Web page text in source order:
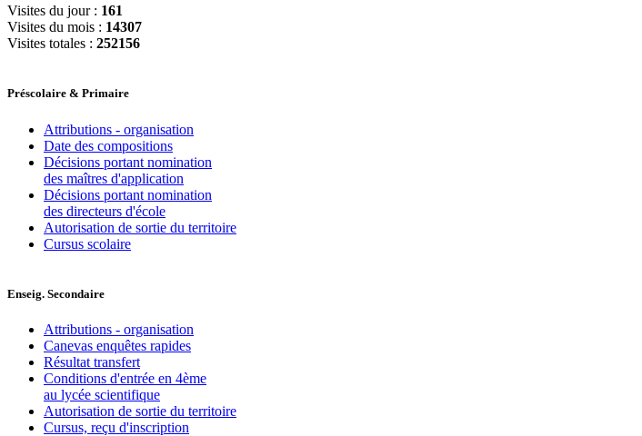
Visites du jour : 161
Visites du mois : 14307
Visites totales : 252156
Préscolaire & Primaire
Attributions - organisation
Date des compositions
Décisions portant nomination
des maîtres d'application
Décisions portant nomination
des directeurs d'école
Autorisation de sortie du territoire
Cursus scolaire
Enseig. Secondaire
Attributions - organisation
Canevas enquêtes rapides
Résultat transfert
Conditions d'entrée en 4ème
au lycée scientifique
Autorisation de sortie du territoire
Cursus, reçu d'inscription